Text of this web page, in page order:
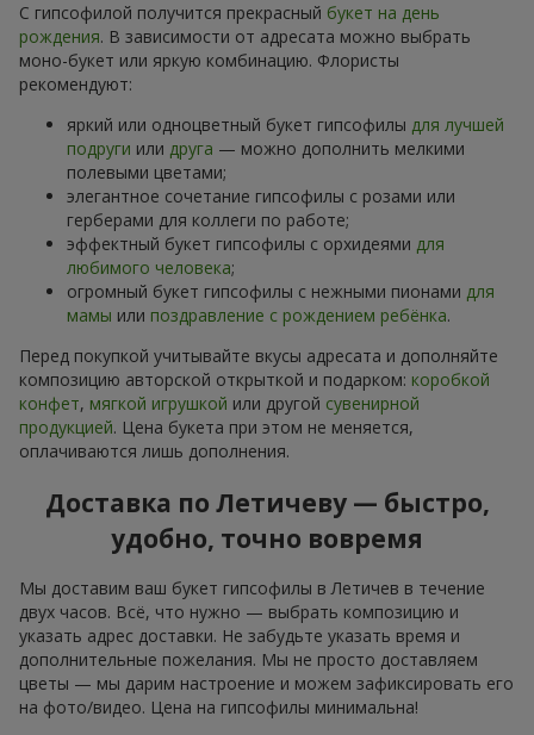
С гипсофилой получится прекрасный букет на день
рождения. В зависимости от адресата можно выбрать
моно-букет или яркую комбинацию. Флористы
рекомендуют:
яркий или одноцветный букет гипсофилы для лучшей
подруги или друга — можно дополнить мелкими
полевыми цветами;
элегантное сочетание гипсофилы с розами или
герберами для коллеги по работе;
эффектный букет гипсофилы с орхидеями для
любимого человека;
огромный букет гипсофилы с нежными пионами для
мамы или поздравление с рождением ребёнка.
Перед покупкой учитывайте вкусы адресата и дополняйте
композицию авторской открыткой и подарком: коробкой
конфет, мягкой игрушкой или другой сувенирной
продукцией. Цена букета при этом не меняется,
оплачиваются лишь дополнения.
Доставка по Летичеву — быстро,
удобно, точно вовремя
Мы доставим ваш букет гипсофилы в Летичев в течение
двух часов. Всё, что нужно — выбрать композицию и
указать адрес доставки. Не забудьте указать время и
дополнительные пожелания. Мы не просто доставляем
цветы — мы дарим настроение и можем зафиксировать его
на фото/видео. Цена на гипсофилы минимальна!